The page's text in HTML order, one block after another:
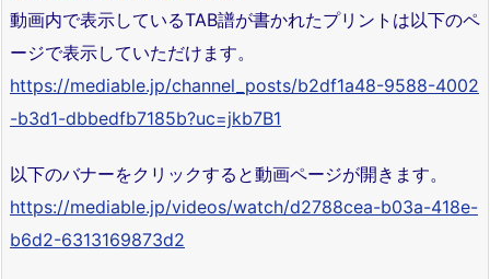
動画内で表示しているTAB譜が書かれたプリントは以下のペ
ージで表示していただけます。
https://mediable.jp/channel_posts/b2df1a48-9588-4002
-b3d1-dbbedfb7185b?uc=jkb7B1
以下のバナーをクリックすると動画ページが開きます。
https://mediable.jp/videos/watch/d2788cea-b03a-418e-
b6d2-6313169873d2